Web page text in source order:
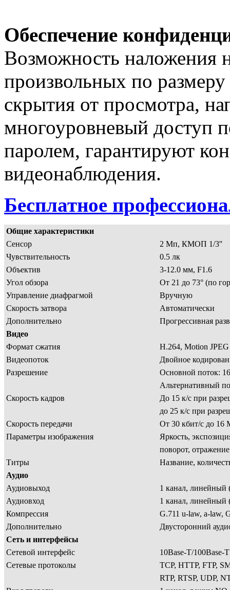
Обеспечение
Возможность наложения
произвольных по
скрытия от просмотра,
многоуровневый доступ
паролем, гарантируют
видеонаблюдения.
Бесплатное
Общие характеристики
Сенсор
2 Мп, КМОП 1/3''
Чувствительность
0.5 лк
Объектив
3-12.0 мм, F1.6
Угол обзора
От 21 до 73° (по
Управление диафрагмой
Вручную
Скорость затвора
Автоматически
Дополнительно
Прогрессивная
Видео
Формат сжатия
H.264, Motion JPEG
Видеопоток
Двойное
Разрешение
Основной поток:
Альтернативный
Скорость кадров
До 15 к/с при
до 25 к/с при
Скорость передачи
От 30 кбит/с до
Параметры изображения
Яркость,
поворот,
Титры
Название,
Аудио
Аудиовыход
1 канал, линейный
Аудиовход
1 канал, линейный
Компрессия
G.711 u-law, a-law,
Дополнительно
Двусторонний
Сеть и интерфейсы
Сетевой интерфейс
10Base-T/100Base-
Сетевые протоколы
TCP, HTTP, FTP,
RTP, RTSP, UDP,